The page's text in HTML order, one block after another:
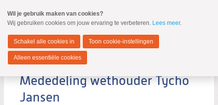
naar
Spring
de
inhoud
Spring
naar
hoofdmenu
Zwijndrecht
MENU
Mededeling wethouder Tycho
Jansen
Wil je gebruik maken van cookies?
Wij gebruiken cookies om jouw ervaring te verbeteren. Lees meer.
Schakel alle cookies in Toon cookie-instellingen
Alleen essentiële cookies